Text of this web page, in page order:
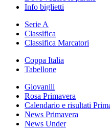
Info biglietti
Serie A
Classifica
Classifica Marcatori
Coppa Italia
Tabellone
Giovanili
Rosa Primavera
Calendario e risultati
News Primavera
News Under